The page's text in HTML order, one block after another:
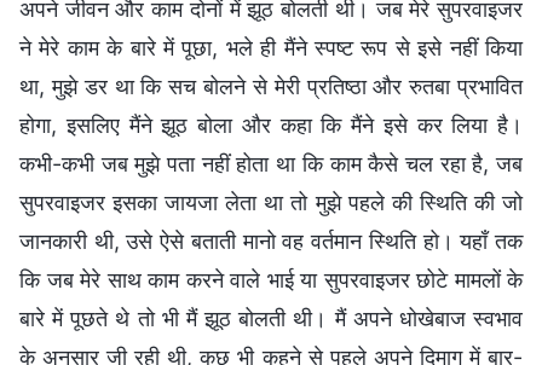
अपने जीवन और काम दोनों में झूठ बोलती थी। जब मेरे सुपरवाइजर
ने मेरे काम के बारे में पूछा, भले ही मैंने स्पष्ट रूप से इसे नहीं किया
था, मुझे डर था कि सच बोलने से मेरी प्रतिष्ठा और रुतबा प्रभावित
होगा, इसलिए मैंने झूठ बोला और कहा कि मैंने इसे कर लिया है।
कभी-कभी जब मुझे पता नहीं होता था कि काम कैसे चल रहा है, जब
सुपरवाइजर इसका जायजा लेता था तो मुझे पहले की स्थिति की जो
जानकारी थी, उसे ऐसे बताती मानो वह वर्तमान स्थिति हो। यहाँ तक
कि जब मेरे साथ काम करने वाले भाई या सुपरवाइजर छोटे मामलों के
बारे में पूछते थे तो भी मैं झूठ बोलती थी। मैं अपने धोखेबाज स्वभाव
के अनुसार जी रही थी, कुछ भी कहने से पहले अपने दिमाग में बार-